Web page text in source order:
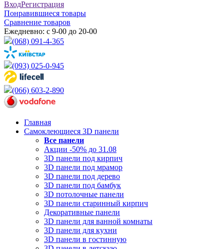
ВходРегистрация
Понравившиеся товары
Сравнение товаров
Ежедневно: с 9-00 до 20-00
(068) 091-4-365
(093) 025-0-945
(066) 603-2-890
Главная
Самоклеющиеся 3D панели
Все панели
Акции -50% до 31.08
3D панели под кирпич
3D панели под мрамор
3D панели под дерево
3D панели под бамбук
3D потолочные панели
3D панели старинный кирпич
Декоративные панели
3D панели для ванной комнаты
3D панели для кухни
3D панели в гостинную